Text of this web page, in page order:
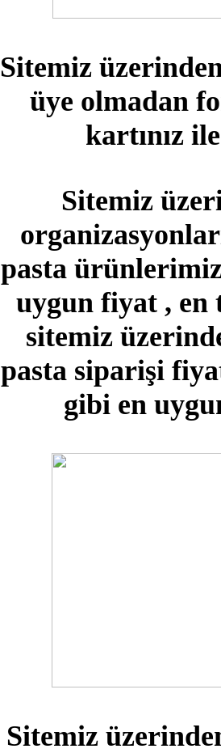
Sitemiz
üye olmadan
kartınız
Sitemiz
pasta
uygun fiyat , en
sitemiz
pasta siparişi
gibi en
Sitemiz